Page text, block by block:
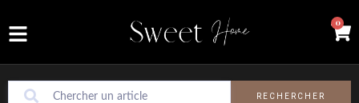
0
RECHERCHER